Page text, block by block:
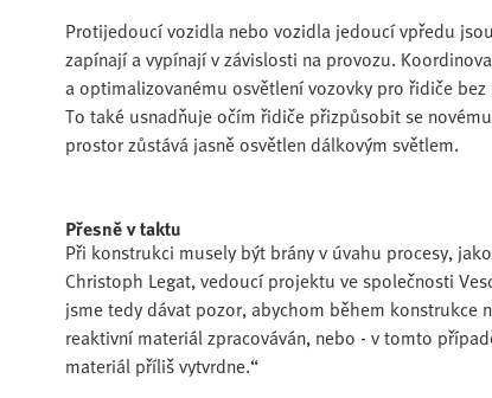
Protijedoucí vozidla nebo vozidla jedoucí vpředu
zapínají a vypínají v závislosti na provozu.
a optimalizovanému osvětlení vozovky pro řidiče
To také usnadňuje očím řidiče přizpůsobit se
prostor zůstává jasně osvětlen dálkovým světlem.
Přesně v taktu
Při konstrukci musely být brány v úvahu procesy,
Christoph Legat, vedoucí projektu ve společnosti
jsme tedy dávat pozor, abychom během
reaktivní materiál zpracováván, nebo - v tomto
materiál příliš vytvrdne.“